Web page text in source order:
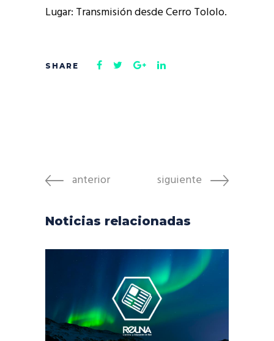
Lugar: Transmisión desde Cerro Tololo.
anterior siguiente
Noticias relacionadas